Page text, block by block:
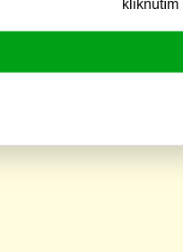
kliknutím